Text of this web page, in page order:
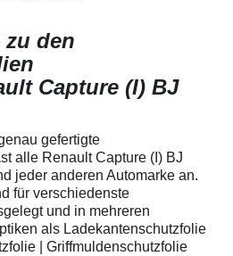
den
Capture (I) BJ
gefertigte
alle Renault Capture (I) BJ
jeder anderen Automarke an.
für verschiedenste
und in mehreren
als Ladekantenschutzfolie
| Griffmuldenschutzfolie